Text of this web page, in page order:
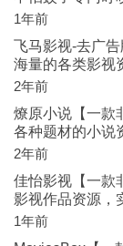
1年前
飞马影视-去广
海量的各类影视
2年前
燎原小说【一款
各种题材的小说
2年前
佳怡影视【一款
影视作品资源，
1年前